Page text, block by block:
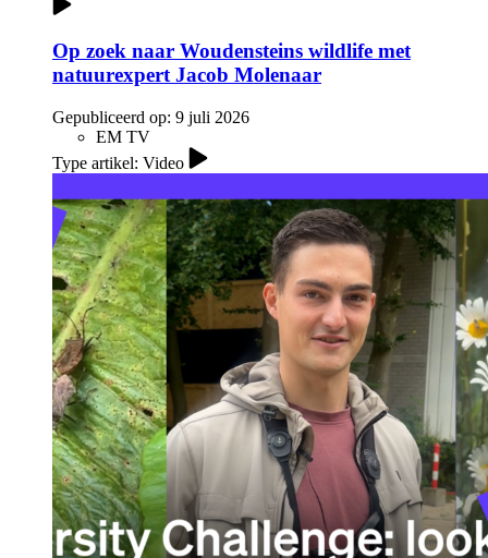
Op zoek naar Woudensteins wildlife met
natuurexpert Jacob Molenaar
Gepubliceerd op: 9 juli 2026
EM TV
Type artikel: Video